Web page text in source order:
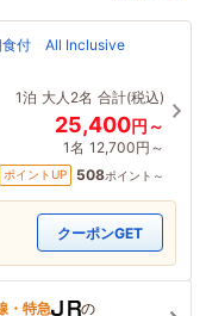
食付 All Inclusive
1泊 大人2名 合計(税込)
25,400円～
1名 12,700円～
ポイントUP 508ポイント～
クーポンGET
・特急
の